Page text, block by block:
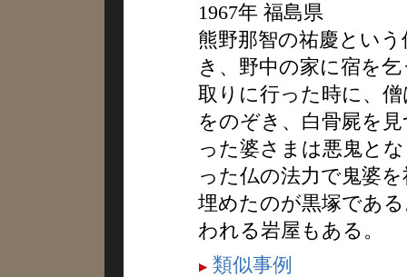
1967年 福島県
熊野那智の祐慶とい
き、野中の家に宿を
取りに行った時に、
をのぞき、白骨屍を
った婆さまは悪鬼と
った仏の法力で鬼婆
埋めたのが黒塚であ
われる岩屋もある。
類似事例